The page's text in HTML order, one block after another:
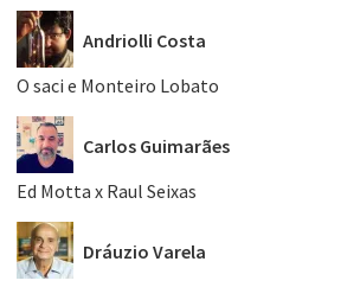
Andriolli Costa
O saci e Monteiro Lobato
Carlos Guimarães
Ed Motta x Raul Seixas
Dráuzio Varela